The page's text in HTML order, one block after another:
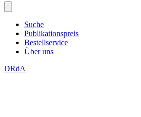
Suche
Publikationspreis
Bestellservice
Über uns
DRdA